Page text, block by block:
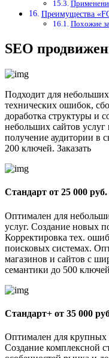
Преимущества
Похожие
SEO
Подходит для
технических ошибок,
доработка структуры и
небольших сайтов
получение аудитории в
200 ключей. Заказать
Стандарт от 25 000 руб.
Оптимален для
услуг. Создание новых
Корректировка тех.
поисковых системах.
магазинов и сайтов с
семантики до 500
Стандарт+ от 35 000
Оптимален для крупных
Создание комплексной